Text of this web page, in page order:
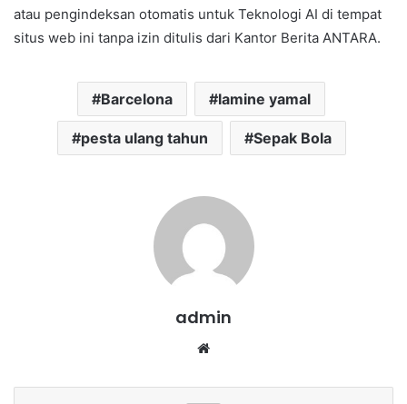
atau pengindeksan otomatis untuk Teknologi AI di tempat
situs web ini tanpa izin ditulis dari Kantor Berita ANTARA.
Barcelona lamine yamal
pesta ulang tahun Sepak Bola
admin
te